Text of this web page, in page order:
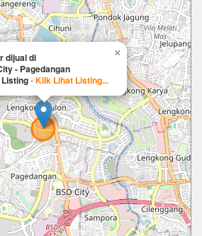
dijual di
- Pagedangan
-Klik Lihat Listing...
×